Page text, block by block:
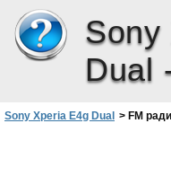
Sony
Dual
Sony Xperia E4g Dual > FM